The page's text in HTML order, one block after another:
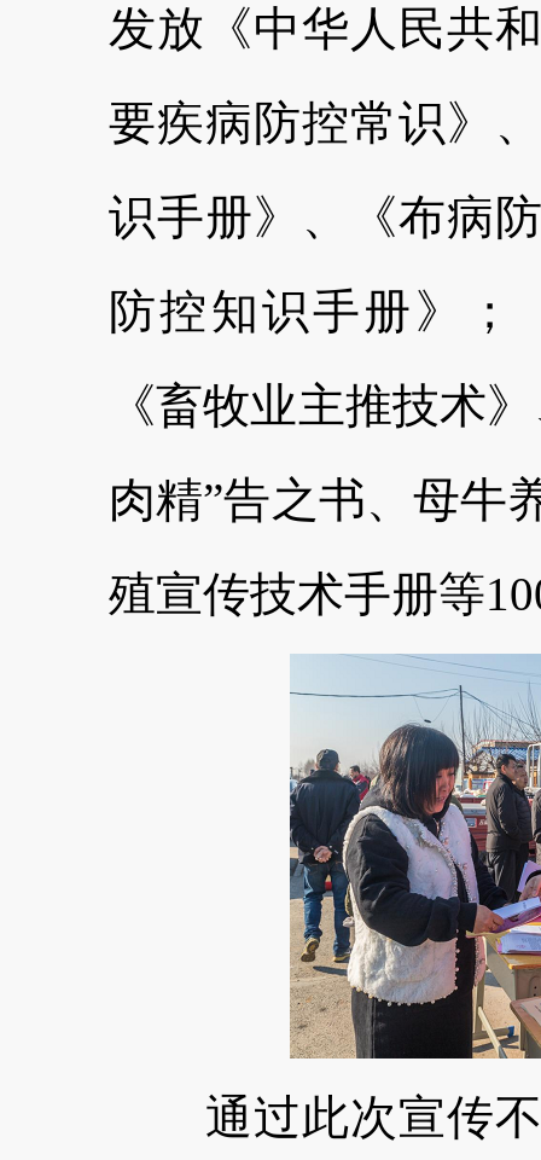
发放《中华人民共
要疾病防控常识》
识手册》、《布病
防控知识手册》；
《畜牧业主推技术
肉精”告之书、母牛
殖宣传技术手册等
通过此次宣传不